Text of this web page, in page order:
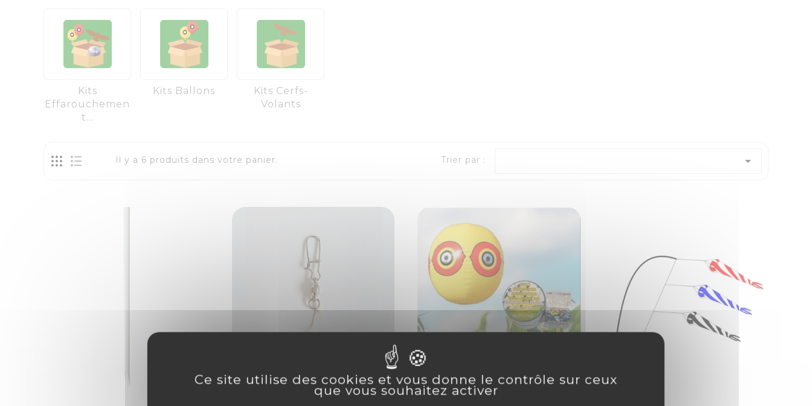
Kits
Effarouchemen
T...
Kits Ballons
Kits Cerfs-
Volants
Il y a 6 produits dans votre panier. Trier par : 
Ce site utilise des cookies et vous donne le contrôle sur ceux
que vous souhaitez activer